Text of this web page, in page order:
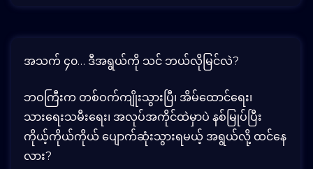
အသက် ၄၀… ဒီအရွယ်ကို သင် ဘယ်လိုမြင်လဲ?
ဘဝကြီးက တစ်ဝက်ကျိုးသွားပြီ၊ အိမ်ထောင်ရေး၊
သားရေးသမီးရေး၊ အလုပ်အကိုင်ထဲမှာပဲ နစ်မြုပ်ပြီး
ကိုယ့်ကိုယ်ကိုယ် ပျောက်ဆုံးသွားရမယ့် အရွယ်လို့ ထင်နေ
လား?